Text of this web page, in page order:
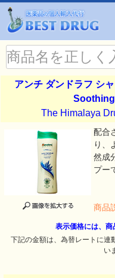
アンチ ダンドラフ シ
The Himalaya
配合
り、
然成
プー
商品
表示価格には、商
下記の金額は、為替レートに連
い